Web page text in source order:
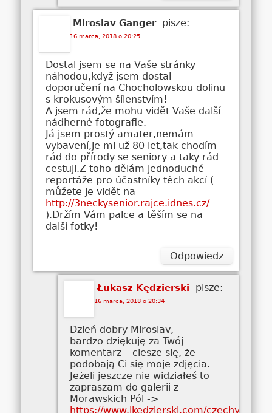
Miroslav Ganger pisze:
16 marca, 2018 o 20:25
Dostal jsem se na Vaše stránky
náhodou,když jsem dostal
doporučení na Chocholowskou dolinu
s krokusovým šílenstvím!
A jsem rád,že mohu vidět Vaše další
nádherné fotografie.
Já jsem prostý amater,nemám
vybavení,je mi už 80 let,tak chodím
rád do přírody se seniory a taky rád
cestuji.Z toho dělám jednoduché
reportáže pro účastníky těch akcí (
můžete je vidět na
http://3neckysenior.rajce.idnes.cz/
).Držím Vám palce a těším se na
další fotky!
Odpowiedz
Łukasz Kędzierski pisze:
16 marca, 2018 o 20:34
Dzień dobry Miroslav,
bardzo dziękuję za Twój
komentarz – ciesze się, że
podobają Ci się moje zdjęcia.
Jeżeli jeszcze nie widziałeś to
zapraszam do galerii z
Morawskich Pól ->
https://www.lkedzierski.com/czechy/